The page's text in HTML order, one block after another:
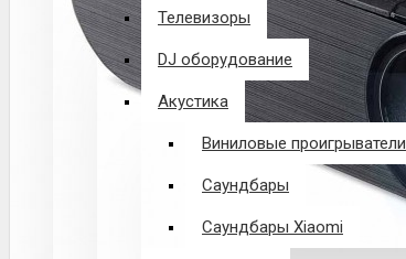
Телевизоры
DJ оборудование
Акустика
Виниловые проигрыватели
Саундбары
Саундбары Xiaomi